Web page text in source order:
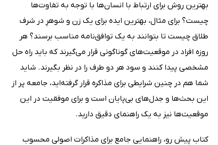
بهترین روش برای ارتباط با انسان‌ها با توجه به تفاوت‌ها
چیست؟ برای مثال، بهترین ایده برای یک زن و شوهرِ در شرف
طلاق چیست تا بتوانند به یک توافق‌نامه مناسب برسند؟ هر
روزه افراد در موقعیت‌های گوناگونی قرار می‌گیرند که باید راه حل
مشخصی پیدا کنند و سود هر دو طرف را در نظر بگیرند. شاید
شما هم در چنین شرایطی برای مذاکره قرار گرفته‌اید، جامعه پر از
این بحث‌ها و جدل‌های بی‌پایان است و برای موفقیت در این
موقعیت‌ها نیز به یک راهنمای دقیق دارید.
کتاب پیش رو، راهنمایی جامع برای مذاکرات اصولی محسوب